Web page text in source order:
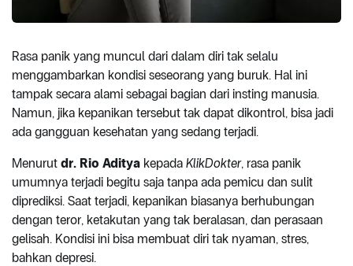
Rasa panik yang muncul dari dalam diri tak selalu
menggambarkan kondisi seseorang yang buruk. Hal ini
tampak secara alami sebagai bagian dari insting manusia.
Namun, jika kepanikan tersebut tak dapat dikontrol, bisa jadi
ada gangguan kesehatan yang sedang terjadi.
Menurut dr. Rio Aditya kepada KlikDokter, rasa panik
umumnya terjadi begitu saja tanpa ada pemicu dan sulit
diprediksi. Saat terjadi, kepanikan biasanya berhubungan
dengan teror, ketakutan yang tak beralasan, dan perasaan
gelisah. Kondisi ini bisa membuat diri tak nyaman, stres,
bahkan depresi.